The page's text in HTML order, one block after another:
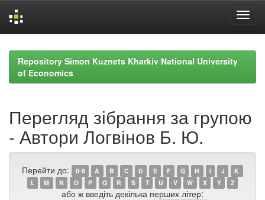
navigationRepository Simon Kuznets Kharkiv National University
of Economics
Перегляд зібрання за групою
- Автори Логвінов Б. Ю.
Перейти до: 0-9 A B C D E F G H I J
K
L
M N O P Q R S T U V W X Y Z
або ж введіть декілька перших літер: